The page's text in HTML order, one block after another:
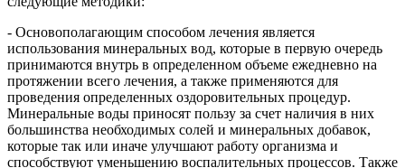
- Основополагающим способом лечения является
использования минеральных вод, которые в первую очередь
принимаются внутрь в определенном объеме ежедневно на
протяжении всего лечения, а также применяются для
проведения определенных оздоровительных процедур.
Минеральные воды приносят пользу за счет наличия в них
большинства необходимых солей и минеральных добавок,
которые так или иначе улучшают работу организма и
способствуют уменьшению воспалительных процессов. Также